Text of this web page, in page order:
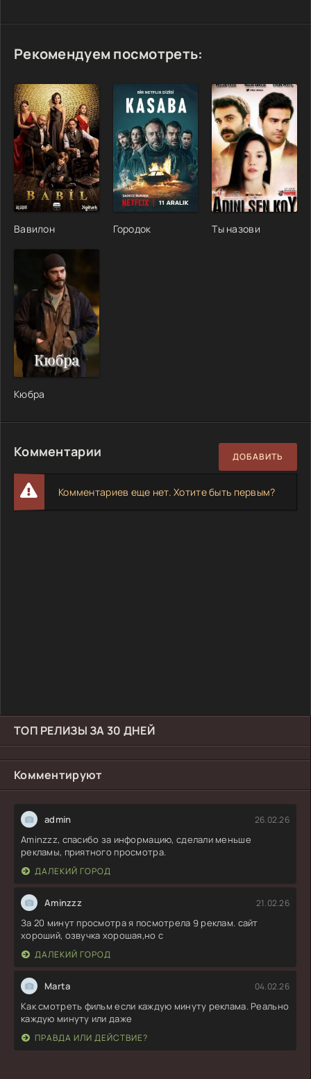
ТОП РЕЛИЗЫ ЗА 30 ДНЕЙ
Комментируют
admin 26.02.26
Aminzzz, спасибо за информацию, сделали меньше
рекламы, приятного просмотра.
ДАЛЕКИЙ ГОРОД
Aminzzz 21.02.26
За 20 минут просмотра я посмотрела 9 реклам. сайт
хороший, озвучка хорошая,но с
ДАЛЕКИЙ ГОРОД
Marta 04.02.26
Как смотреть фильм если каждую минуту реклама. Реально
каждую минуту или даже
ПРАВДА ИЛИ ДЕЙСТВИЕ?
Рекомендуем посмотреть:
Вавилон Городок Ты назови
Кюбра
Комментарии ДОБАВИТЬ
Комментариев еще нет. Хотите быть первым?